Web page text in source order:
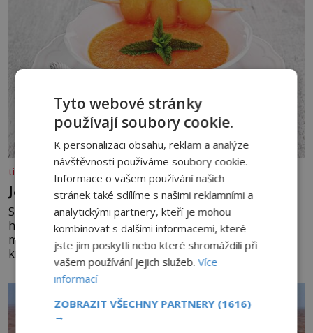
tisicereceptu.cz
Jahodovo-melounová polévka
Studené ovocné polévky jsou ideálním osvěžením pro
horké dny. Potřebujete 200 g jahod 600 g žlutého
melounu 100 ml sladkého dezertního vína 50 g cukru
krystal 1 lžíci medu 200 g zakysané sm
Tyto webové stránky
používají soubory cookie.
K personalizaci obsahu, reklam a analýze
návštěvnosti používáme soubory cookie.
Informace o vašem používání našich
stránek také sdílíme s našimi reklamními a
analytickými partnery, kteří je mohou
kombinovat s dalšími informacemi, které
jste jim poskytli nebo které shromáždili při
vašem používání jejich služeb.Více
informací
ZOBRAZIT VŠECHNY PARTNERY (1616)
→